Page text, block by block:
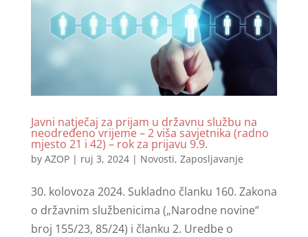
Javni natječaj za prijam u državnu službu na
neodređeno vrijeme – 2 viša savjetnika (radno
mjesto 21 i 42) – rok za prijavu 9.9.
by AZOP| ruj 3, 2024| Novosti, Zaposljavanje
30. kolovoza 2024. Sukladno članku 160. Zakona
o državnim službenicima („Narodne novine“
broj 155/23, 85/24) i članku 2. Uredbe o